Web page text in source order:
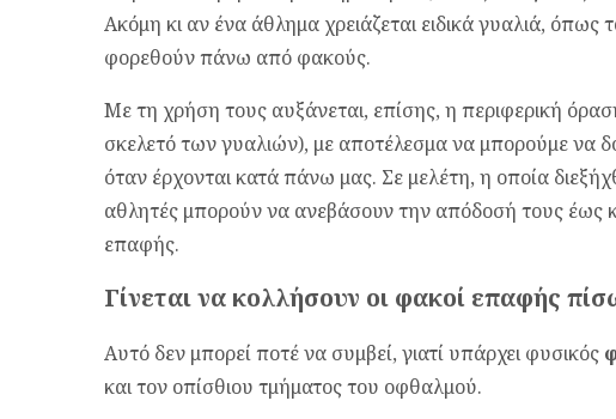
Ακόμη κι αν ένα άθλημα χρειάζεται ειδικά γυαλιά, όπως
φορεθούν πάνω από φακούς.
Με τη χρήση τους αυξάνεται, επίσης, η περιφερική
σκελετό των γυαλιών), με αποτέλεσμα να μπορούμε να
όταν έρχονται κατά πάνω μας. Σε μελέτη, η οποία
αθλητές μπορούν να ανεβάσουν την απόδοσή τους έως
επαφής.
Γίνεται να κολλήσουν οι φακοί επαφής
Αυτό δεν μπορεί ποτέ να συμβεί, γιατί υπάρχει φυσικός
και τον οπίσθιου τμήματος του οφθαλμού.